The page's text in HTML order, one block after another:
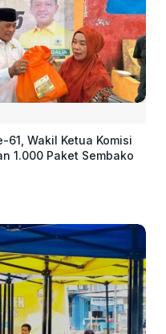
61, Wakil Ketua Komisi
1.000 Paket Sembako